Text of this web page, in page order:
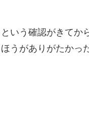
いう確認がきて
うがありがたか